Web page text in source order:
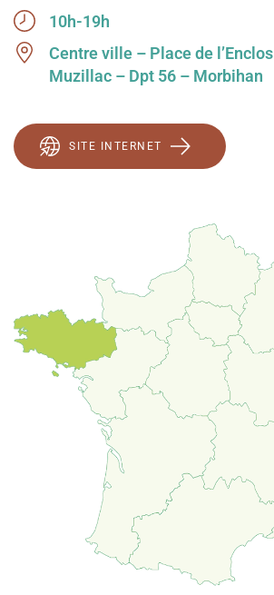
10h-19h
Centre ville – Place de l’Enclos
Muzillac – Dpt 56 – Morbihan
SITE INTERNET